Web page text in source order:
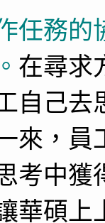
任務的
在尋求
自己去
來，員
考中獲
華碩上